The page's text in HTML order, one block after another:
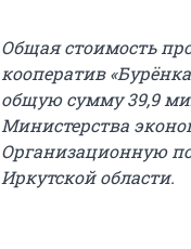
Общая стоимость
кооператив
общую сумму 39,9
Министерства
Организационную
Иркутской области.